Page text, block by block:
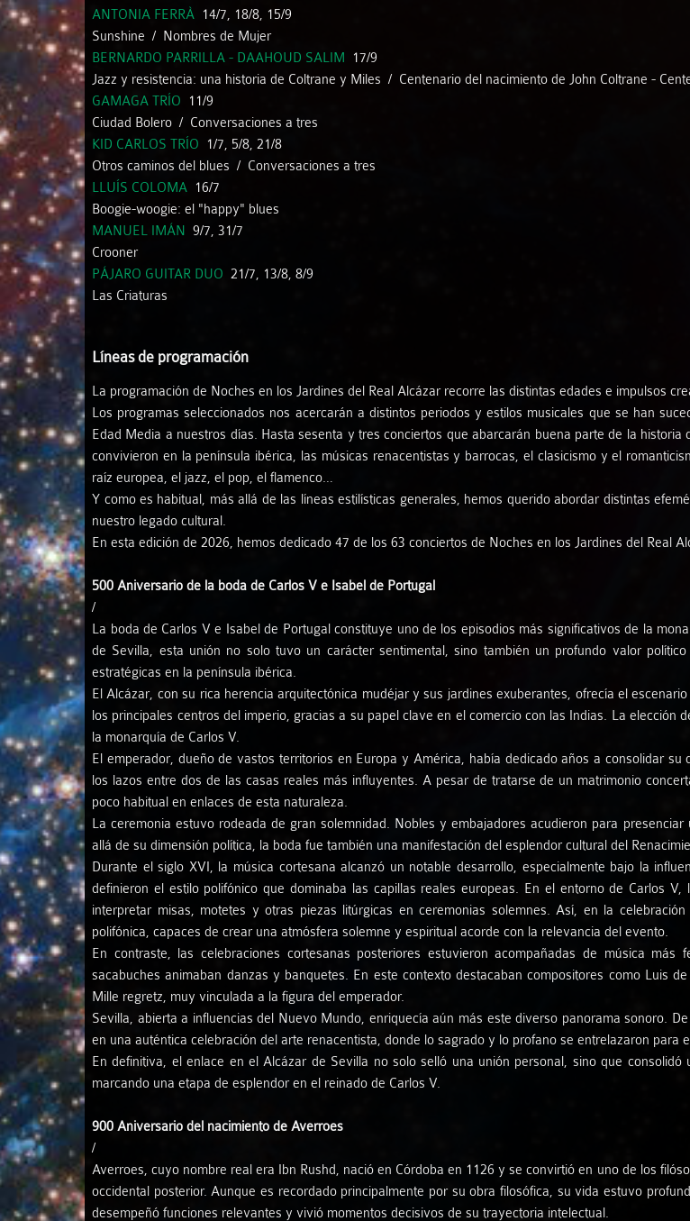
Artistas de Música Antigua
Artistas de Otras músicas
ANTONIA FERRÀ 14/7, 18/8, 15/9
Sunshine / Nombres de Mujer
BERNARDO PARRILLA - DAAHOUD SALIM
17/9
Jazz y resistencia: una historia de Coltrane y Miles / Centenario del nacimiento de John Coltrane -
GAMAGA TRÍO 11/9
Ciudad Bolero / Conversaciones a tres
KID CARLOS TRÍO 1/7, 5/8, 21/8
Otros caminos del blues / Conversaciones a tres
LLUÍS COLOMA 16/7
Boogie-woogie: el "happy" blues
MANUEL IMÁN
9/7, 31/7
Crooner
PÁJARO GUITAR DUO 21/7, 13/8, 8/9
Las Criaturas
Líneas de programación
La programación de Noches en los Jardines del Real Alcázar recorre las distintas edades e impulsos
Los programas seleccionados nos acercarán a distintos periodos y estilos musicales que se han
Edad Media a nuestros días. Hasta sesenta y tres conciertos que abarcarán buena parte de la
convivieron en la península ibérica, las músicas renacentistas y barrocas, el clasicismo y el
raíz europea, el jazz, el pop, el flamenco…
Y como es habitual, más allá de las líneas estilísticas generales, hemos querido abordar distintas
nuestro legado cultural.
En esta edición de 2026, hemos dedicado 47 de los 63 conciertos de Noches en los Jardines del Real
500 Aniversario de la boda de Carlos V e Isabel de Portugal
/
La boda de Carlos V e Isabel de Portugal constituye uno de los episodios más significativos de la
de Sevilla, esta unión no solo tuvo un carácter sentimental, sino también un profundo valor
estratégicas en la península ibérica.
El Alcázar, con su rica herencia arquitectónica mudéjar y sus jardines exuberantes, ofrecía el
los principales centros del imperio, gracias a su papel clave en el comercio con las Indias. La
la monarquía de Carlos V.
El emperador, dueño de vastos territorios en Europa y América, había dedicado años a consolidar
los lazos entre dos de las casas reales más influyentes. A pesar de tratarse de un matrimonio
poco habitual en enlaces de esta naturaleza.
La ceremonia estuvo rodeada de gran solemnidad. Nobles y embajadores acudieron para
allá de su dimensión política, la boda fue también una manifestación del esplendor cultural del
Durante el siglo XVI, la música cortesana alcanzó un notable desarrollo, especialmente bajo la
definieron el estilo polifónico que dominaba las capillas reales europeas. En el entorno de Carlos
interpretar misas, motetes y otras piezas litúrgicas en ceremonias solemnes. Así, en la
polifónica, capaces de crear una atmósfera solemne y espiritual acorde con la relevancia del evento.
En contraste, las celebraciones cortesanas posteriores estuvieron acompañadas de música
sacabuches animaban danzas y banquetes. En este contexto destacaban compositores como Luis
Mille regretz, muy vinculada a la figura del emperador.
Sevilla, abierta a influencias del Nuevo Mundo, enriquecía aún más este diverso panorama sonoro.
en una auténtica celebración del arte renacentista, donde lo sagrado y lo profano se entrelazaron para
En definitiva, el enlace en el Alcázar de Sevilla no solo selló una unión personal, sino que
marcando una etapa de esplendor en el reinado de Carlos V.
900 Aniversario del nacimiento de Averroes
/
Averroes, cuyo nombre real era Ibn Rushd, nació en Córdoba en 1126 y se convirtió en uno de los
occidental posterior. Aunque es recordado principalmente por su obra filosófica, su vida estuvo
desempeñó funciones relevantes y vivió momentos decisivos de su trayectoria intelectual.